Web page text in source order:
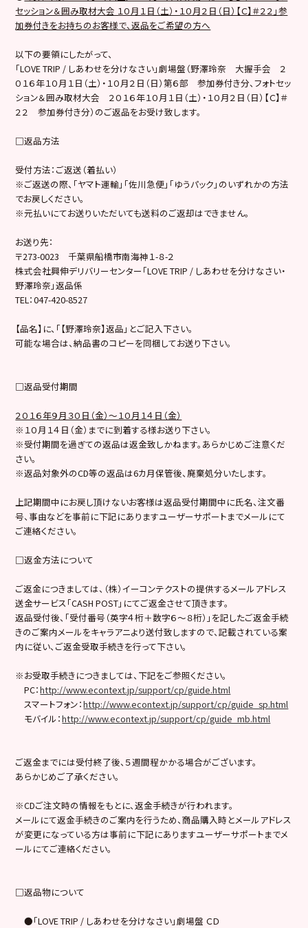
セッション＆囲み取材大会 １０月１日（土）・１０月２日（日）【Ｃ】＃２２」参
加券付きをお持ちのお客様で、返品をご希望の方へ
以下の要領にしたがって、
「LOVE TRIP / しあわせを分けなさい」劇場盤（野澤玲奈 大握手会 ２
０１６年１０月１日（土）・１０月２日（日）第６部 参加券付き分、フォトセッ
ション＆囲み取材大会 ２０１６年１０月１日（土）・１０月２日（日）【Ｃ】＃
２２ 参加券付き分）のご返品をお受け致します。
□返品方法
受付方法：ご返送（着払い）
※ご返送の際、「ヤマト運輸」「佐川急便」「ゆうパック」のいずれかの方法
でお戻しください。
※元払いにてお送りいただいても送料のご返却はできません。
お送り先：
〒273-0023 千葉県船橋市南海神１-８-２
株式会社興伸デリバリーセンター「LOVE TRIP / しあわせを分けなさい・
野澤玲奈」返品係
TEL：047-420-8527
【品名】に、「【野澤玲奈】返品」とご記入下さい。
可能な場合は、納品書のコピーを同梱してお送り下さい。
□返品受付期間
２０１６年９月３０日（金）～１０月１４日（金）
※１０月１４日（金）までに到着する様お送り下さい。
※受付期間を過ぎての返品は返金致しかねます。あらかじめご注意くだ
さい。
※返品対象外のCD等の返品は6カ月保管後、廃棄処分いたします。
上記期間中にお戻し頂けないお客様は返品受付期間中に氏名、注文番
号、事由などを事前に下記にありますユーザーサポートまでメールにて
ご連絡ください。
□返金方法について
ご返金につきましては、（株）イーコンテクストの提供するメールアドレス
送金サービス「CASH POST」にてご返金させて頂きます。
返品受付後、「受付番号（英字４桁＋数字６～８桁）」を記したご返金手続
きのご案内メールをキャラアニより送付致しますので、記載されている案
内に従い、ご返金受取手続きを行って下さい。
※お受取手続きにつきましては、下記をご参照ください。
PC：http://www.econtext.jp/support/cp/guide.html
スマートフォン：http://www.econtext.jp/support/cp/guide_sp.html
モバイル：http://www.econtext.jp/support/cp/guide_mb.html
ご返金までには受付終了後、５週間程かかる場合がございます。
あらかじめご了承ください。
※CDご注文時の情報をもとに、返金手続きが行われます。
メールにて返金手続きのご案内を行うため、商品購入時とメールアドレス
が変更になっている方は事前に下記にありますユーザーサポートまでメ
ールにてご連絡ください。
□返品物について
●「LOVE TRIP / しあわせを分けなさい」劇場盤 ＣＤ